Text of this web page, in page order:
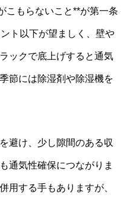
こもらないこと**が第一条
ト以下が望ましく、壁や
ックで底上げすると通気
節には除湿剤や除湿機を
避け、少し隙間のある収
通気性確保につながりま
用する手もありますが、